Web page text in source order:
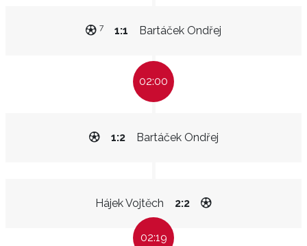
Bartáček Ondřej
1:1
7
02:00
Bartáček Ondřej
1:2
Hájek Vojtěch 2:2
02:19